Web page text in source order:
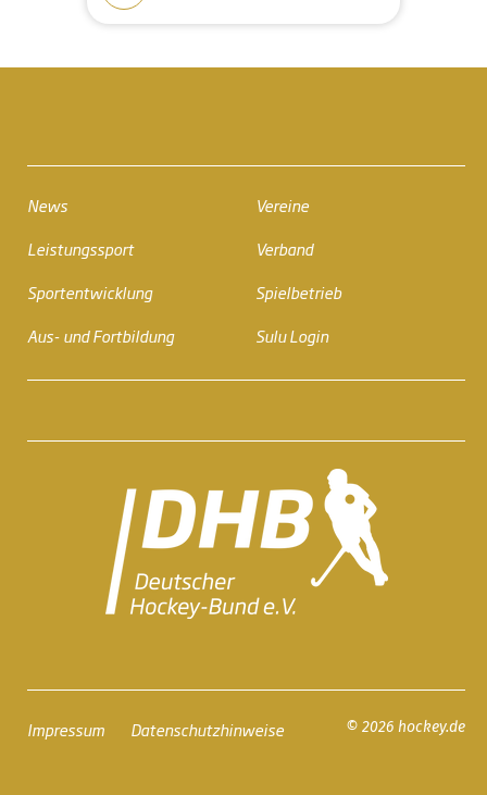
News
Leistungssport
Sportentwicklung
Aus- und Fortbildung
Vereine
Verband
Spielbetrieb
Sulu Login
Impressum Datenschutzhinweise © 2026 hockey.de